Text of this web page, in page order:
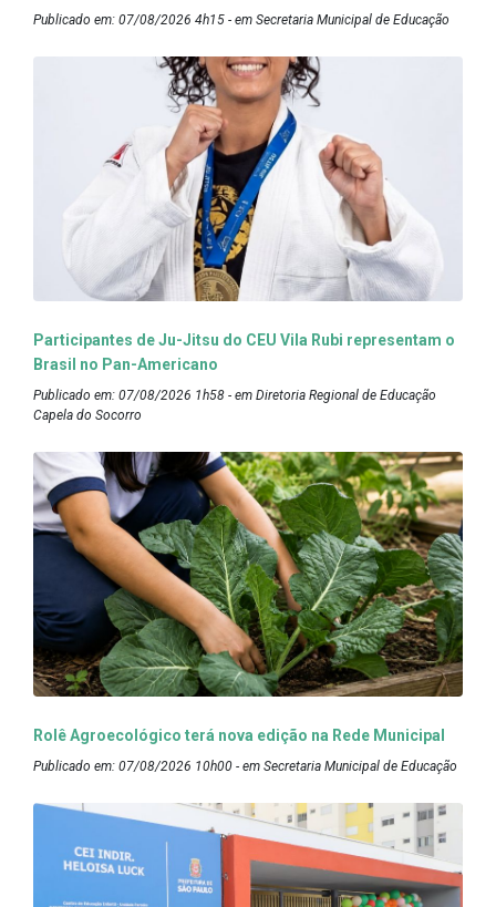
Publicado em: 07/08/2026 4h15 - em Secretaria Municipal de Educação
Participantes de Ju-Jitsu do CEU Vila Rubi representam o
Brasil no Pan-Americano
Publicado em: 07/08/2026 1h58 - em Diretoria Regional de Educação
Capela do Socorro
Rolê Agroecológico terá nova edição na Rede Municipal
Publicado em: 07/08/2026 10h00 - em Secretaria Municipal de Educação